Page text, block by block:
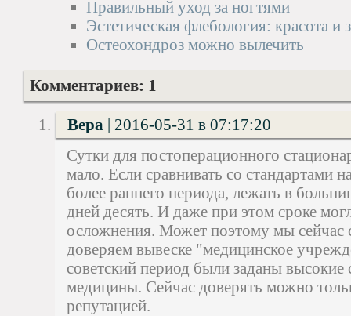
Правильный уход за ногтями
Эстетическая флебология: красота и
Остеохондроз можно вылечить
Комментариев: 1
Вера | 2016-05-31 в 07:17:20
Сутки для постоперационного
мало. Если сравнивать со стандартами
более раннего периода, лежать в
дней десять. И даже при этом сроке
осложнения. Может поэтому мы сейчас
доверяем вывеске "медицинское
советский период были заданы высокие
медицины. Сейчас доверять можно
репутацией.